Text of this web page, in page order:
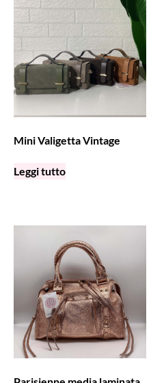
Mini Valigetta Vintage
Leggi tutto